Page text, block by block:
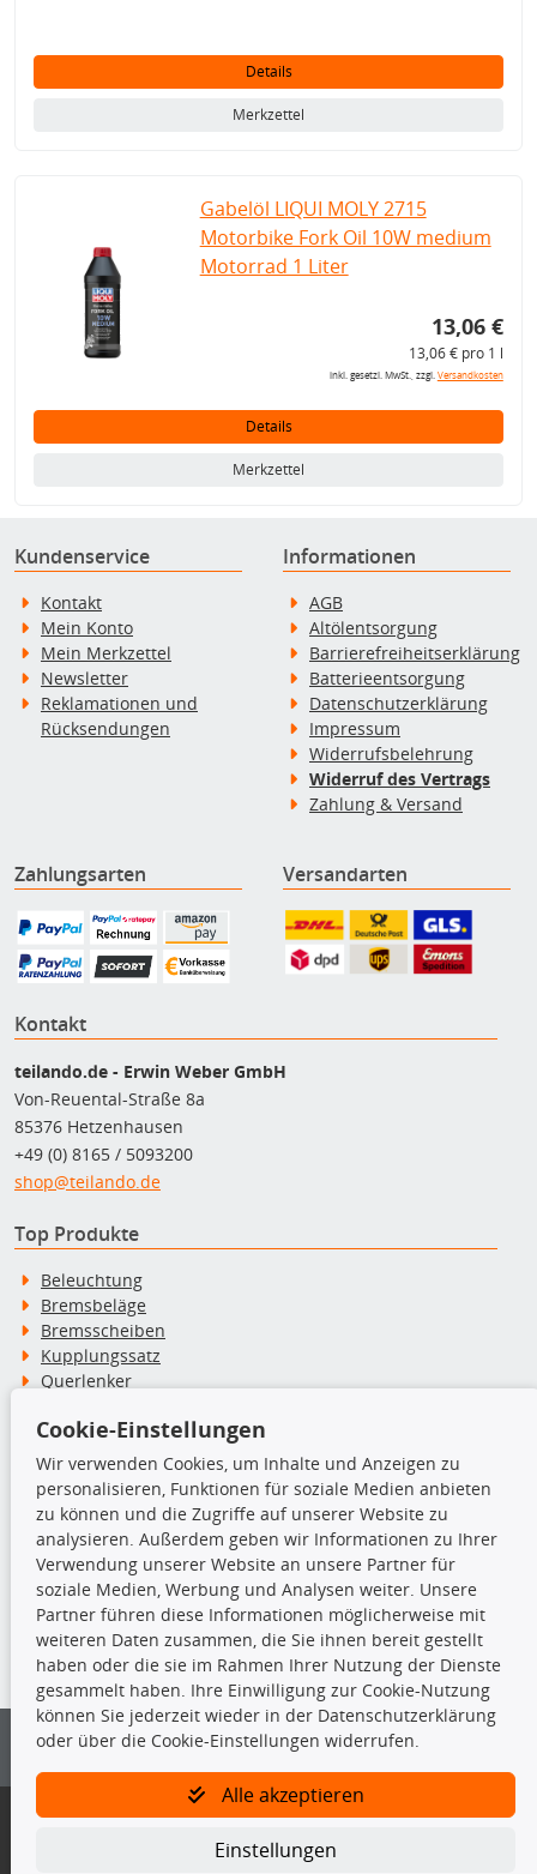
Details
Merkzettel
Gabelöl LIQUI MOLY 2715
Motorbike Fork Oil 10W medium
Motorrad 1 Liter
13,06 €
13,06 € pro 1 l
inkl. gesetzl. MwSt., zzgl.Versandkosten
Details
Merkzettel
Kundenservice
Kontakt
Mein Konto
Mein Merkzettel
Newsletter
Reklamationen und
Rücksendungen
Informationen
AGB
Altölentsorgung
Barrierefreiheitserklärung
Batterieentsorgung
Datenschutzerklärung
Impressum
Widerrufsbelehrung
Widerruf des Vertrags
Zahlung & Versand
Zahlungsarten Versandarten
Kontakt
teilando.de - Erwin Weber GmbH
Von-Reuental-Straße 8a
85376 Hetzenhausen
+49 (0) 8165 / 5093200
shop@teilando.de
Top Produkte
Beleuchtung
Bremsbeläge
Bremsscheiben
Kupplungssatz
Querlenker
Stoßdämpfer
TecDoc Inside
Die hier angezeigten Daten insbesondere die gesamte Datenbank dürfen
nicht kopiert werden.
Es ist zu unterlassen, die Daten oder die gesamte Datenbank ohne
vorherige Zustimmung von TecDoc zu vervielfältigen, zu verbreiten
und/oder diese Handlungen durch Dritte ausführen zu lassen. Ein
Bitte prüfen Sie, ob das über unseren Onlineshop identifizierte Ersatzteil
Gegebenenfalls sind ergänzende Informationen notwendig, um
Cookie-Einstellungen
Wir verwenden Cookies, um Inhalte und Anzeigen zu
personalisieren, Funktionen für soziale Medien anbieten
zu können und die Zugriffe auf unserer Website zu
analysieren. Außerdem geben wir Informationen zu Ihrer
Verwendung unserer Website an unsere Partner für
soziale Medien, Werbung und Analysen weiter. Unsere
Partner führen diese Informationen möglicherweise mit
weiteren Daten zusammen, die Sie ihnen bereit gestellt
haben oder die sie im Rahmen Ihrer Nutzung der Dienste
gesammelt haben. Ihre Einwilligung zur Cookie-Nutzung
können Sie jederzeit wieder in der Datenschutzerklärung
oder über die Cookie-Einstellungen widerrufen.
Alle akzeptieren
Einstellungen